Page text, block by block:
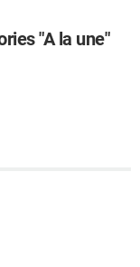
"A la une"